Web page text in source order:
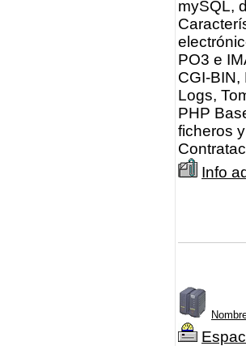
mySQL,
PO3 e
CGI-BIN,
Logs,
PHP
ficheros
Info